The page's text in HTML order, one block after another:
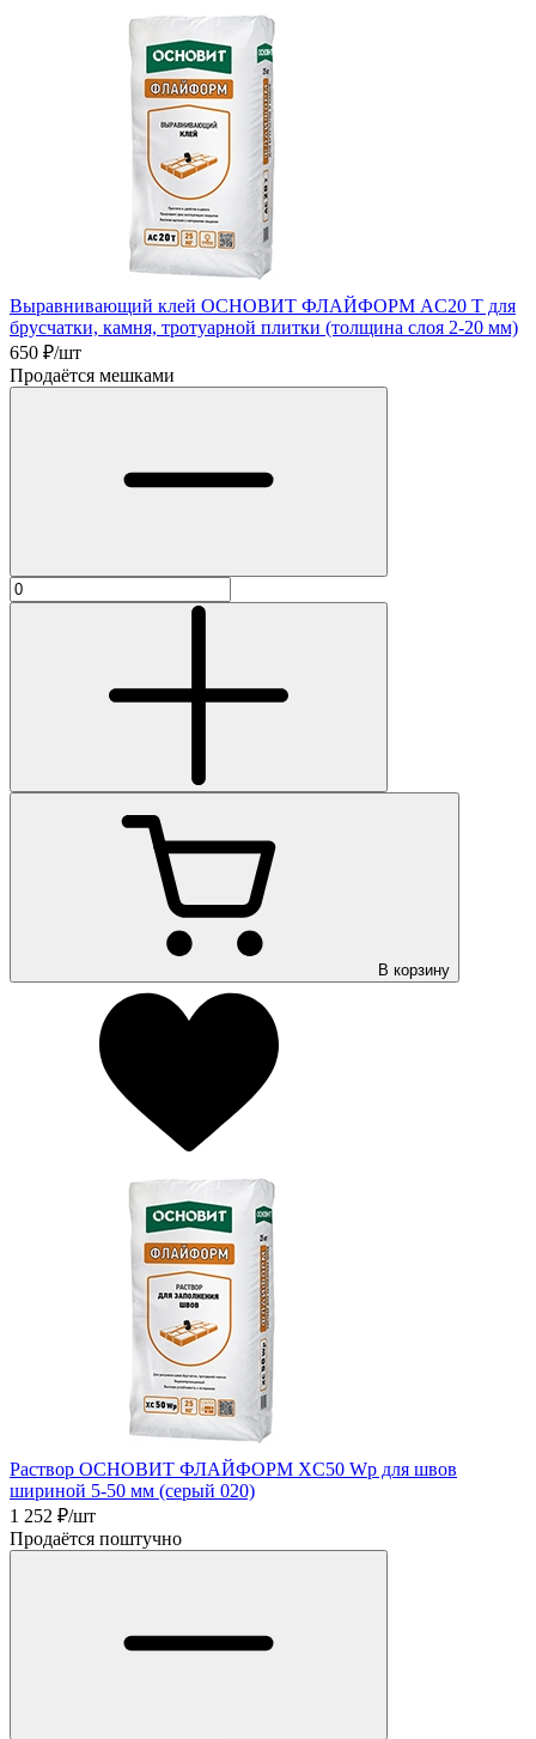
Выравнивающий клей ОСНОВИТ ФЛАЙФОРМ AC20 T для
брусчатки, камня, тротуарной плитки (толщина слоя 2-20 мм)
650 ₽/шт
Продаётся мешками
В корзину
Раствор ОСНОВИТ ФЛАЙФОРМ XC50 Wp для швов
шириной 5-50 мм (серый 020)
1 252 ₽/шт
Продаётся поштучно